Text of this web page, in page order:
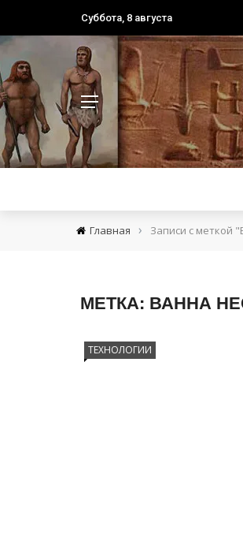
Суббота, 8 августа
Главная › Записи с меткой
МЕТКА: ВАННА
ТЕХНОЛОГИИ